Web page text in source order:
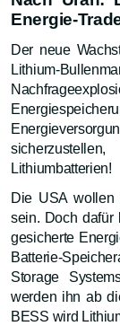
Energie-
Der neue
Lithium-
Lithiumbatterien!
Die USA wollen
sein. Doch dafür
gesicherte
Batterie-
Storage
werden ihn ab
BESS wird